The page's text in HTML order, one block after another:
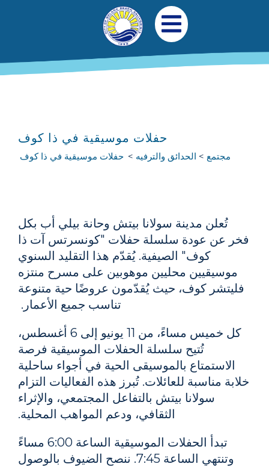
تجاوز إلى المحتوى الرئيسيالتنقل الرئيسي
افتح قائمة الجوال
حفلات موسيقية في ذا كوف
مجتمع الحدائق والترفيه حفلات موسيقية في ذا كوف
تُعلن مدينة سولانا بيتش وحانة بيلي أب بكل
فخر عن عودة سلسلة حفلات "كونسرتس آت ذا
كوف" الصيفية. يُقدّم هذا التقليد السنوي
موسيقيين محليين موهوبين على مسرح منتزه
فليتشر كوف، حيث يُقدّمون عروضًا حية متنوعة
تناسب جميع الأعمار.
كل خميس مساءً، من 11 يونيو إلى 6 أغسطس،
تُتيح سلسلة الحفلات الموسيقية فرصة
الاستمتاع بالموسيقى الحية في أجواء ساحلية
خلابة مناسبة للعائلات. تُبرز هذه الفعاليات التزام
سولانا بيتش بالتفاعل المجتمعي، والإثراء
الثقافي، ودعم المواهب المحلية.
تبدأ الحفلات الموسيقية الساعة 6:00 مساءً
وتنتهي الساعة 7:45. ننصح الضيوف بالوصول